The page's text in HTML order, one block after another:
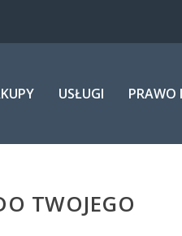
USŁUGI PRAWO
TWOJEGO